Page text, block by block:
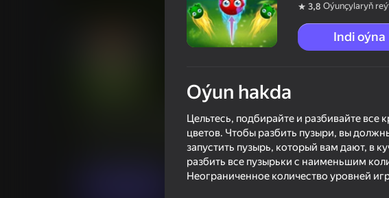
Монстр Пузырькового шутера
Oýunçylaryň reýtingi 6+
Sharlar GamesJS
3,8 Oýunçylaryň
Indi oýna
Oýun hakda
Цельтесь, подбирайте и разбивайте
цветов. Чтобы разбить пузыри, вы
запустить пузырь, который вам дают, в
разбить все пузырьки с наименьшим
Неограниченное количество уровней